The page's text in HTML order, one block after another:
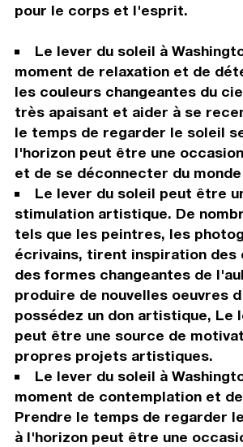
pour le corps et l'esprit.
Le lever du soleil à
moment de relaxation et de
les couleurs changeantes du
très apaisant et aider à se
le temps de regarder le soleil
l'horizon peut être une
et de se déconnecter du
Le lever du soleil peut être
stimulation artistique. De
tels que les peintres, les
écrivains, tirent inspiration des
des formes changeantes de
produire de nouvelles oeuvres
possédez un don artistique, Le
peut être une source de
propres projets artistiques.
Le lever du soleil à
moment de contemplation et
Prendre le temps de regarder
à l'horizon peut être une